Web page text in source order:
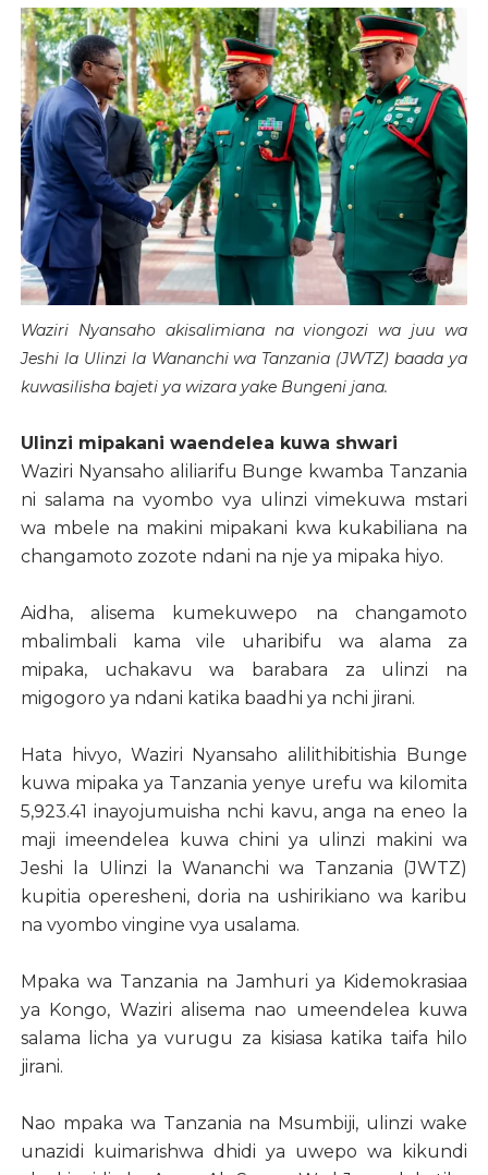
Waziri Nyansaho akisalimiana na viongozi wa juu wa
Jeshi la Ulinzi la Wananchi wa Tanzania (JWTZ) baada ya
kuwasilisha bajeti ya wizara yake Bungeni jana.
Ulinzi mipakani waendelea kuwa shwari
Waziri Nyansaho aliliarifu Bunge kwamba Tanzania
ni salama na vyombo vya ulinzi vimekuwa mstari
wa mbele na makini mipakani kwa kukabiliana na
changamoto zozote ndani na nje ya mipaka hiyo.
Aidha, alisema kumekuwepo na changamoto
mbalimbali kama vile uharibifu wa alama za
mipaka, uchakavu wa barabara za ulinzi na
migogoro ya ndani katika baadhi ya nchi jirani.
Hata hivyo, Waziri Nyansaho alilithibitishia Bunge
kuwa mipaka ya Tanzania yenye urefu wa kilomita
5,923.41 inayojumuisha nchi kavu, anga na eneo la
maji imeendelea kuwa chini ya ulinzi makini wa
Jeshi la Ulinzi la Wananchi wa Tanzania (JWTZ)
kupitia operesheni, doria na ushirikiano wa karibu
na vyombo vingine vya usalama.
Mpaka wa Tanzania na Jamhuri ya Kidemokrasiaa
ya Kongo, Waziri alisema nao umeendelea kuwa
salama licha ya vurugu za kisiasa katika taifa hilo
jirani.
Nao mpaka wa Tanzania na Msumbiji, ulinzi wake
unazidi kuimarishwa dhidi ya uwepo wa kikundi